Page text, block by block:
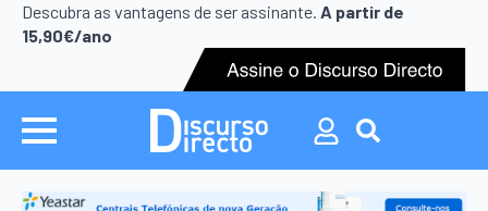
Descubra as vantagens de ser assinante. A partir de
15,90€/ano
Search
for:
Search